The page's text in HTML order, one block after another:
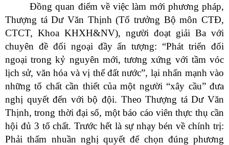
Đồng quan điểm về việc làm mới phương pháp,
Thượng tá Dư Văn Thịnh (Tổ trưởng Bộ môn CTĐ,
CTCT, Khoa KHXH&NV), người đoạt giải Ba với
chuyên đề đối ngoại đầy ấn tượng: “Phát triển đối
ngoại trong kỷ nguyên mới, tương xứng với tầm vóc
lịch sử, văn hóa và vị thế đất nước”, lại nhấn mạnh vào
những tố chất cần thiết của một người “xây cầu” đưa
nghị quyết đến với bộ đội. Theo Thượng tá Dư Văn
Thịnh, trong thời đại số, một báo cáo viên thực thụ cần
hội đủ 3 tố chất. Trước hết là sự nhạy bén về chính trị:
Phải thấm nhuần nghị quyết để chọn đúng phương